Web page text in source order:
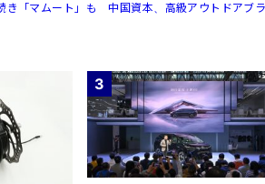
き「マムート」も 中国資本、高級アウトドアブ
3